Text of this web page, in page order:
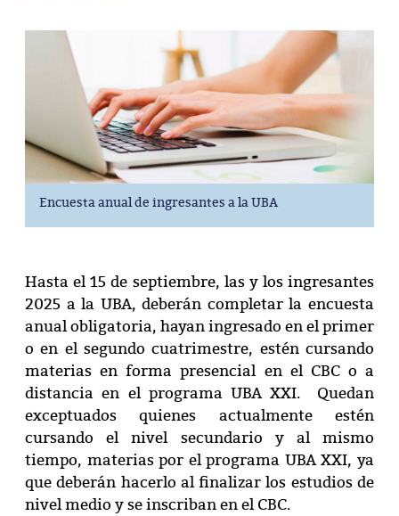
Encuesta anual de ingresantes a la UBA
Hasta el 15 de septiembre, las y los ingresantes
2025 a la UBA, deberán completar la encuesta
anual obligatoria, hayan ingresado en el primer
o en el segundo cuatrimestre, estén cursando
materias en forma presencial en el CBC o a
distancia en el programa UBA XXI. Quedan
exceptuados quienes actualmente estén
cursando el nivel secundario y al mismo
tiempo, materias por el programa UBA XXI, ya
que deberán hacerlo al finalizar los estudios de
nivel medio y se inscriban en el CBC.